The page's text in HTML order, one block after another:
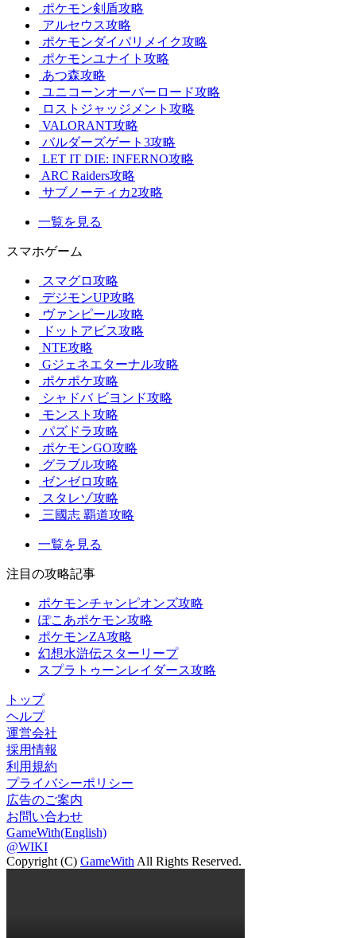
ポケモン剣盾攻略
アルセウス攻略
ポケモンダイパリメイク攻略
ポケモンユナイト攻略
あつ森攻略
ユニコーンオーバーロード攻略
ロストジャッジメント攻略
VALORANT攻略
バルダーズゲート3攻略
LET IT DIE: INFERNO攻略
ARC Raiders攻略
サブノーティカ2攻略
一覧を見る
スマホゲーム
スマグロ攻略
デジモンUP攻略
ヴァンピール攻略
ドットアビス攻略
NTE攻略
Gジェネエターナル攻略
ポケポケ攻略
シャドバ ビヨンド攻略
モンスト攻略
パズドラ攻略
ポケモンGO攻略
グラブル攻略
ゼンゼロ攻略
スタレゾ攻略
三國志 覇道攻略
一覧を見る
注目の攻略記事
ポケモンチャンピオンズ攻略
ぽこあポケモン攻略
ポケモンZA攻略
幻想水滸伝スターリープ
スプラトゥーンレイダース攻略
トップ
ヘルプ
運営会社
採用情報
利用規約
プライバシーポリシー
広告のご案内
お問い合わせ
GameWith(English)
@WIKI
Copyright (C) GameWith All Rights Reserved.